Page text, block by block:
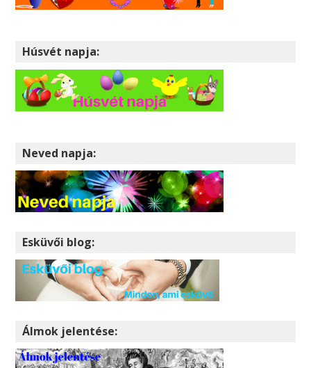
Húsvét napja:
Neved napja:
Esküvői blog:
Álmok jelentése: